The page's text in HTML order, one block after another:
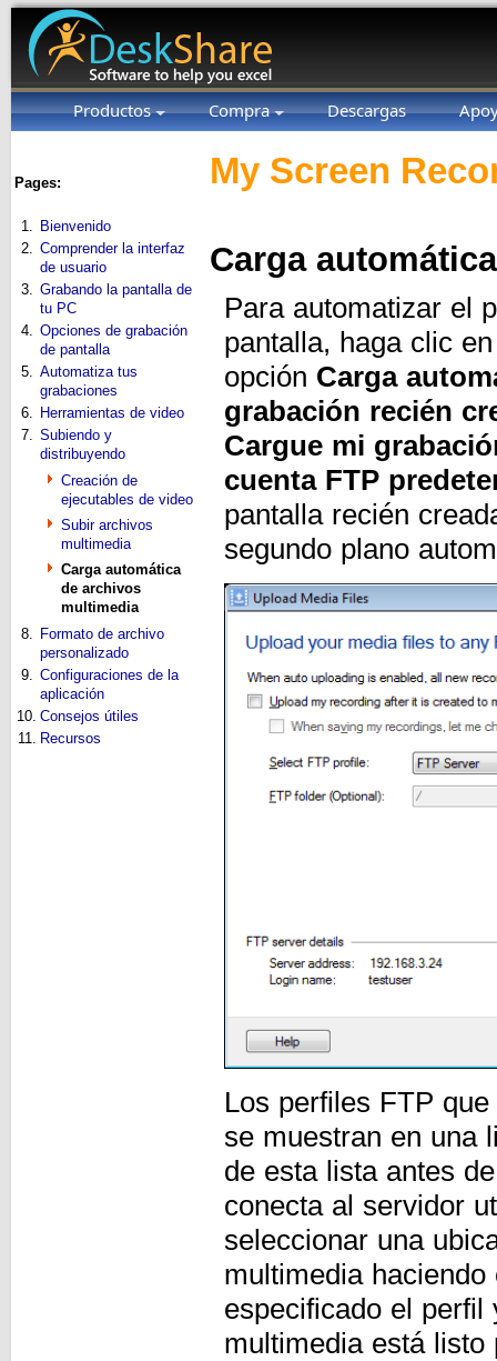
Productos Compra Descargas
Pages:
1. Bienvenido
2. Comprender la interfaz
de usuario
3. Grabando la pantalla de
tu PC
4. Opciones de grabación
de pantalla
5. Automatiza tus
grabaciones
6. Herramientas de video
7. Subiendo y
distribuyendo
Creación de
ejecutables de video
Subir archivos
multimedia
Carga automática
de archivos
multimedia
8. Formato de archivo
personalizado
9. Configuraciones de la
aplicación
10. Consejos útiles
11. Recursos
My Screen
Carga
Para automatizar el
pantalla, haga clic
opción Carga
grabación recién
Cargue mi
cuenta FTP
pantalla recién
segundo plano
Los perfiles FTP
se muestran en una
de esta lista antes
conecta al servidor
seleccionar una
multimedia
especificado el
multimedia está listo